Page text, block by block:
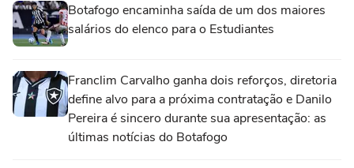
Botafogo encaminha saída de um dos maiores
salários do elenco para o Estudiantes
Franclim Carvalho ganha dois reforços, diretoria
define alvo para a próxima contratação e Danilo
Pereira é sincero durante sua apresentação: as
últimas notícias do Botafogo